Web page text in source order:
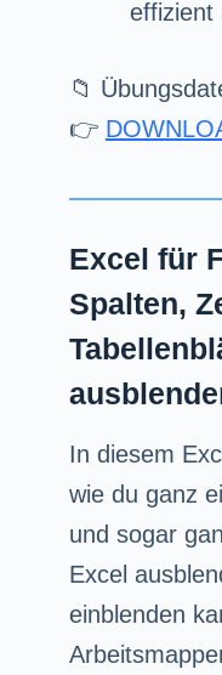
effizient
📁
👉
Excel für
Spalten,
In diesem
wie du ganz
und sogar
Excel
einblenden